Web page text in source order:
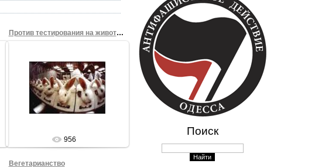
Против тестирования на животных
27.08.2009
Sham69
956
Вегетарианство
Поиск